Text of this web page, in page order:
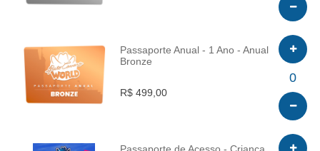
INFO
Passaporte Anual - 1 Ano - Anual
Bronze
R$ 499,00
0